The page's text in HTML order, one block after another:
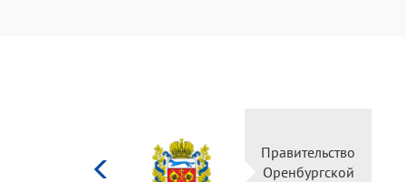
Правительство
Оренбургской